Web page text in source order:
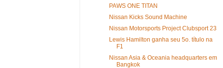
PAWS ONE TITAN
Nissan Kicks Sound Machine
Nissan Motorsports Project Clubsport 23
Lewis Hamilton ganha seu 5o. título na
F1
Nissan Asia & Oceania headquarters em
Bangkok